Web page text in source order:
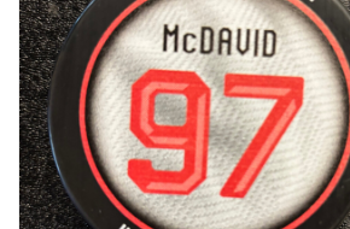
LNH
Liquidation